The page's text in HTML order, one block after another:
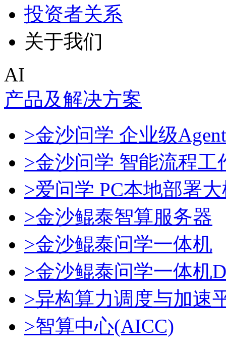
投资者关系
关于我们
AI
产品及解决方案
>金沙问学 企业级
>金沙问学 智能流程工
>爱问学 PC本地部署
>金沙鲲泰智算服务器
>金沙鲲泰问学一体机
>金沙鲲泰问学一体机
>异构算力调度与加速
>智算中心(AICC)